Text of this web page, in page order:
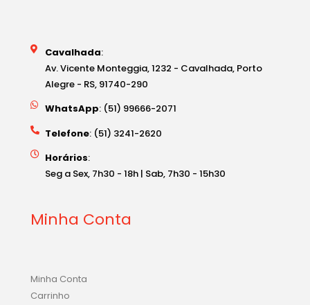
Cavalhada:
Av. Vicente Monteggia, 1232 - Cavalhada, Porto
Alegre - RS, 91740-290
WhatsApp: (51) 99666-2071
Telefone: (51) 3241-2620
Horários:
Seg a Sex, 7h30 - 18h | Sab, 7h30 - 15h30
Minha Conta
Minha Conta
Carrinho